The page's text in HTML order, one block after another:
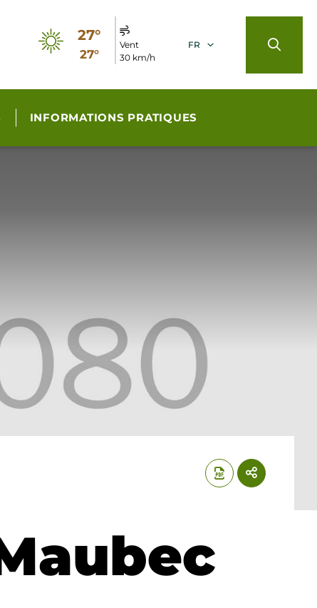
27°
27°
Vent
30 km/h
FR
INFORMATIONS PRATIQUES